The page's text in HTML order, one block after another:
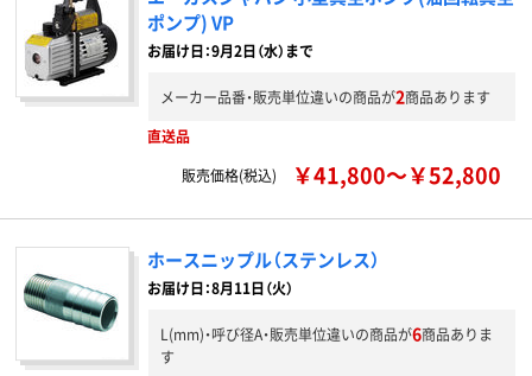
ポンプ) VP
お届け日：9月2日（水）まで
メーカー品番・販売単位違いの商品が2商品あります
直送品
販売価格(税込)
￥41,800～￥52,800
ホースニップル（ステンレス）
お届け日：8月11日（火）
L(mm)・呼び径A・販売単位違いの商品が6商品ありま
す